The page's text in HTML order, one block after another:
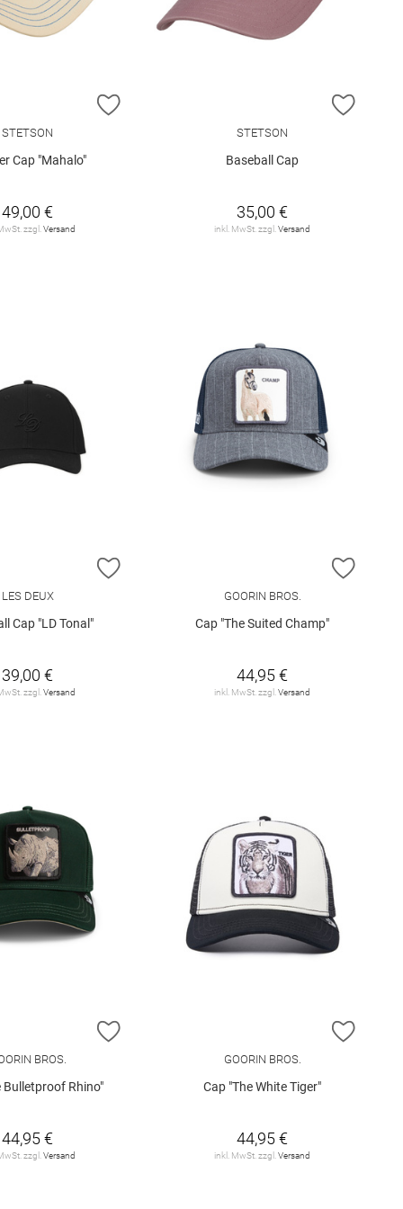
HINZUFÜGEN
STETSON
Cap "Mahalo"
49,00 €
zzgl.Versand
ZUR
STETSON
Baseball Cap
35,00 €
inkl. MwSt. zzgl.Versand
HINZUFÜGEN
LES DEUX
Cap "LD Tonal"
39,00 €
zzgl.Versand
ZUR
GOORIN BROS.
Cap "The Suited Champ"
44,95 €
inkl. MwSt. zzgl.Versand
HINZUFÜGEN
BROS.
Bulletproof Rhino"
44,95 €
zzgl.Versand
ZUR
GOORIN BROS.
Cap "The White Tiger"
44,95 €
inkl. MwSt. zzgl.Versand